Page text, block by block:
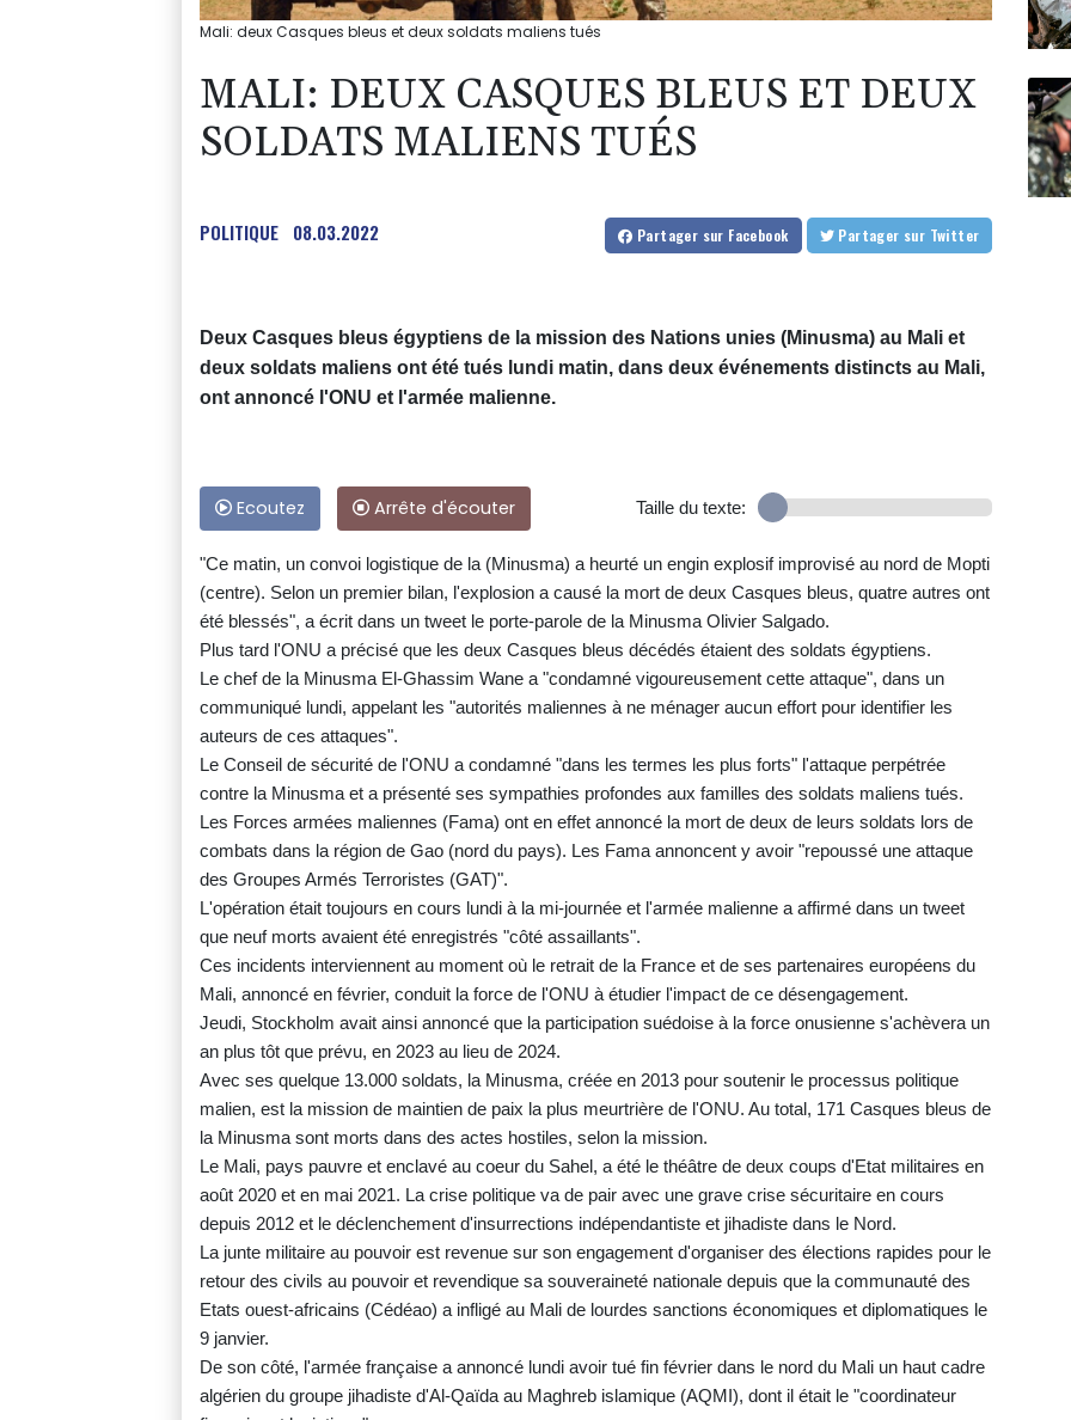
Mali: deux Casques bleus et deux soldats maliens tués
MALI: DEUX CASQUES BLEUS ET DEUX
SOLDATS MALIENS TUÉS
POLITIQUE 08.03.2022 Partager sur Facebook Partager sur Twitter
Deux Casques bleus égyptiens de la mission des Nations unies (Minusma) au Mali et
deux soldats maliens ont été tués lundi matin, dans deux événements distincts au Mali,
ont annoncé l'ONU et l'armée malienne.
Ecoutez Arrête d'écouter Taille du texte:
"Ce matin, un convoi logistique de la (Minusma) a heurté un engin explosif improvisé au nord de Mopti
(centre). Selon un premier bilan, l'explosion a causé la mort de deux Casques bleus, quatre autres ont
été blessés", a écrit dans un tweet le porte-parole de la Minusma Olivier Salgado.
Plus tard l'ONU a précisé que les deux Casques bleus décédés étaient des soldats égyptiens.
Le chef de la Minusma El-Ghassim Wane a "condamné vigoureusement cette attaque", dans un
communiqué lundi, appelant les "autorités maliennes à ne ménager aucun effort pour identifier les
auteurs de ces attaques".
Le Conseil de sécurité de l'ONU a condamné "dans les termes les plus forts" l'attaque perpétrée
contre la Minusma et a présenté ses sympathies profondes aux familles des soldats maliens tués.
Les Forces armées maliennes (Fama) ont en effet annoncé la mort de deux de leurs soldats lors de
combats dans la région de Gao (nord du pays). Les Fama annoncent y avoir "repoussé une attaque
des Groupes Armés Terroristes (GAT)".
L'opération était toujours en cours lundi à la mi-journée et l'armée malienne a affirmé dans un tweet
que neuf morts avaient été enregistrés "côté assaillants".
Ces incidents interviennent au moment où le retrait de la France et de ses partenaires européens du
Mali, annoncé en février, conduit la force de l'ONU à étudier l'impact de ce désengagement.
Jeudi, Stockholm avait ainsi annoncé que la participation suédoise à la force onusienne s'achèvera un
an plus tôt que prévu, en 2023 au lieu de 2024.
Avec ses quelque 13.000 soldats, la Minusma, créée en 2013 pour soutenir le processus politique
malien, est la mission de maintien de paix la plus meurtrière de l'ONU. Au total, 171 Casques bleus de
la Minusma sont morts dans des actes hostiles, selon la mission.
Le Mali, pays pauvre et enclavé au coeur du Sahel, a été le théâtre de deux coups d'Etat militaires en
août 2020 et en mai 2021. La crise politique va de pair avec une grave crise sécuritaire en cours
depuis 2012 et le déclenchement d'insurrections indépendantiste et jihadiste dans le Nord.
La junte militaire au pouvoir est revenue sur son engagement d'organiser des élections rapides pour le
retour des civils au pouvoir et revendique sa souveraineté nationale depuis que la communauté des
Etats ouest-africains (Cédéao) a infligé au Mali de lourdes sanctions économiques et diplomatiques le
9 janvier.
De son côté, l'armée française a annoncé lundi avoir tué fin février dans le nord du Mali un haut cadre
algérien du groupe jihadiste d'Al-Qaïda au Maghreb islamique (AQMI), dont il était le "coordinateur